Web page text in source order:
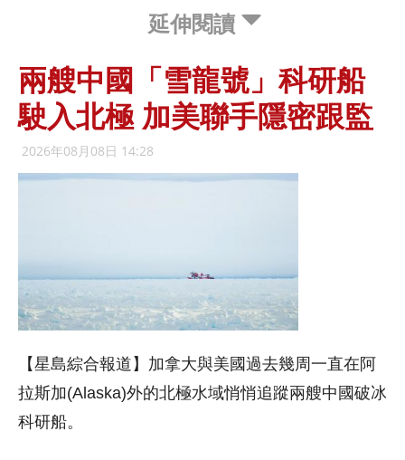
延伸閱讀
兩艘中國「雪龍號」科研船
駛入北極 加美聯手隱密跟監
2026年08月08日 14:28
【星島綜合報道】加拿大與美國過去幾周一直在阿
拉斯加(Alaska)外的北極水域悄悄追蹤兩艘中國破冰
科研船。